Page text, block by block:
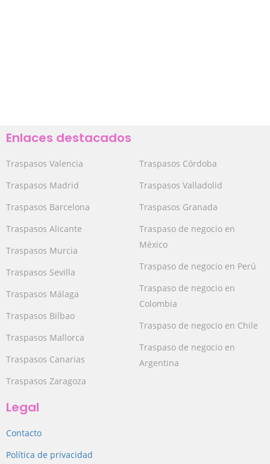
Enlaces destacados
Traspasos Valencia
Traspasos Madrid
Traspasos Barcelona
Traspasos Alicante
Traspasos Murcia
Traspasos Sevilla
Traspasos Málaga
Traspasos Bilbao
Traspasos Mallorca
Traspasos Canarias
Traspasos Zaragoza
Traspasos Córdoba
Traspasos Valladolid
Traspasos Granada
Traspaso de negocio en
México
Traspaso de negocio en Perú
Traspaso de negocio en
Colombia
Traspaso de negocio en Chile
Traspaso de negocio en
Argentina
Legal
Contacto
Política de privacidad